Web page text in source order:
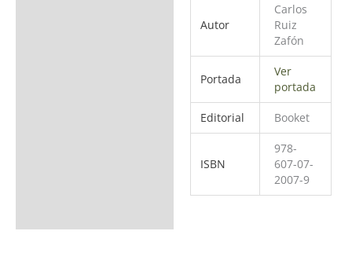
Autor
Carlos
Ruiz
Zafón
Portada
Ver
portada
Editorial Booket
ISBN
978-
607-07-
2007-9